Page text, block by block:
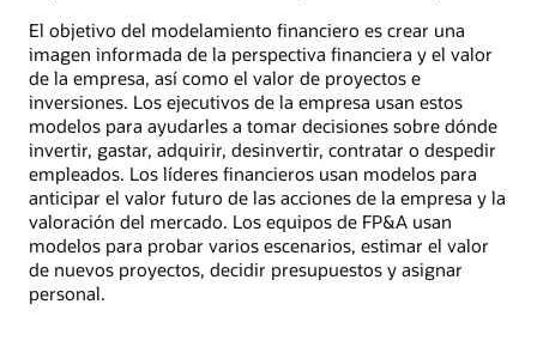
El objetivo del modelamiento financiero es crear una
imagen informada de la perspectiva financiera y el valor
de la empresa, así como el valor de proyectos e
inversiones. Los ejecutivos de la empresa usan estos
modelos para ayudarles a tomar decisiones sobre dónde
invertir, gastar, adquirir, desinvertir, contratar o despedir
empleados. Los líderes financieros usan modelos para
anticipar el valor futuro de las acciones de la empresa y la
valoración del mercado. Los equipos de FP&A usan
modelos para probar varios escenarios, estimar el valor
de nuevos proyectos, decidir presupuestos y asignar
personal.